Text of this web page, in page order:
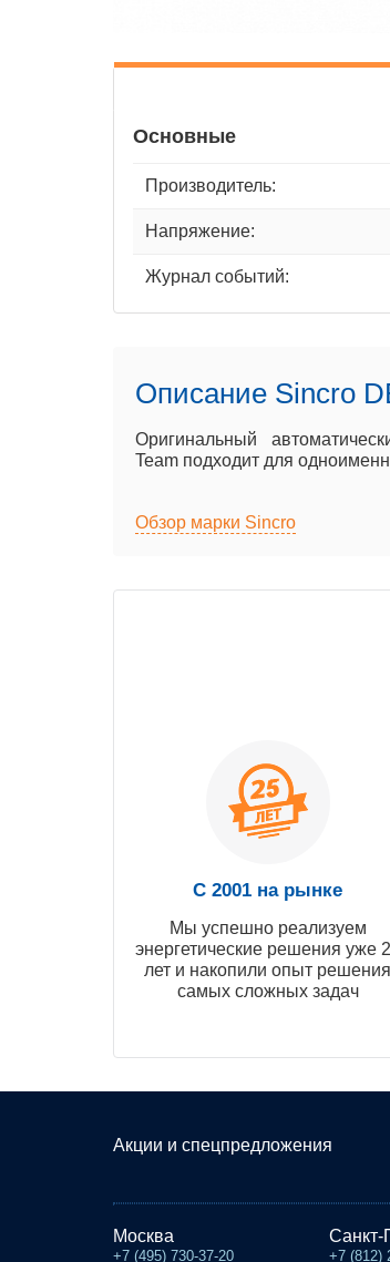
Основные
Производитель:
Напряжение:
Журнал событий:
Описание Sincro
Оригинальный
Team подходит для
Обзор марки Sincro
С 2001 на рынке
Мы успешно реализуем
энергетические решения уже
лет и накопили опыт решения
самых сложных задач
Акции и спецпредложения
Москва
+7 (495) 730-37-20
Санкт-
+7 (812)